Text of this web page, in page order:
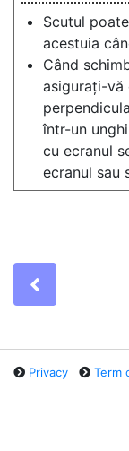
Scutul
acestuia
Când
asigurați-vă
într-un
cu ecranul
ecranul sau
Privacy Term